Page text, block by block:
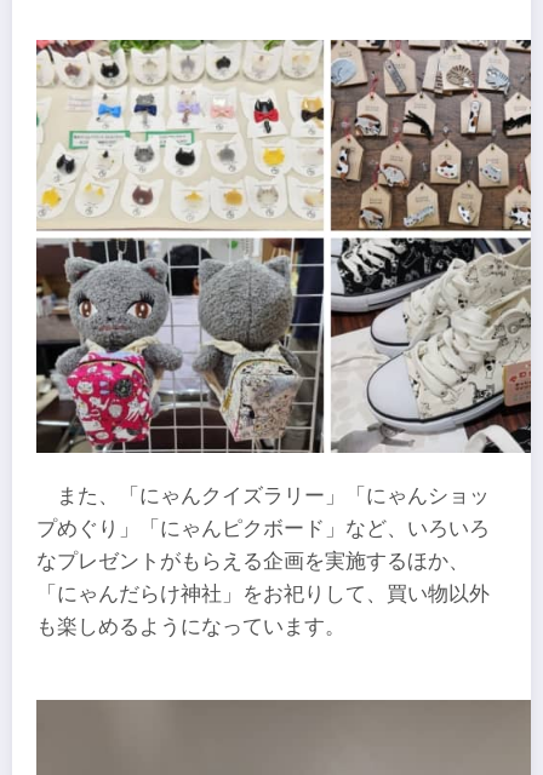
また、「にゃんクイズラリー」「にゃんショッ
プめぐり」「にゃんピクボード」など、いろいろ
なプレゼントがもらえる企画を実施するほか、
「にゃんだらけ神社」をお祀りして、買い物以外
も楽しめるようになっています。